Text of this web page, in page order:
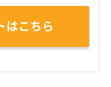
はこちら